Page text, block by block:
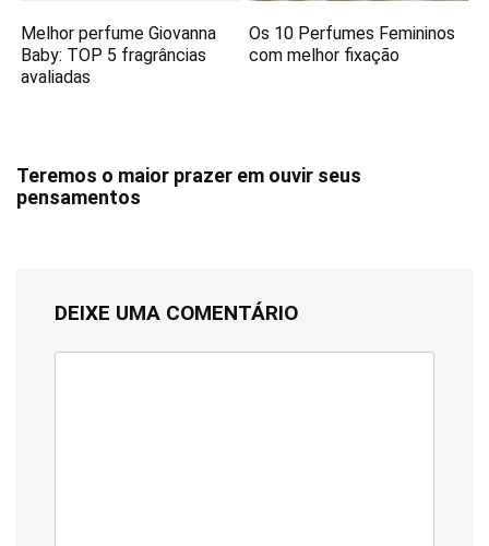
Melhor perfume Giovanna
Baby: TOP 5 fragrâncias
avaliadas
Os 10 Perfumes Femininos
com melhor fixação
Teremos o maior prazer em ouvir seus
pensamentos
DEIXE UMA COMENTÁRIO